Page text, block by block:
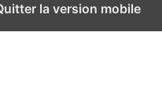
la version mobile